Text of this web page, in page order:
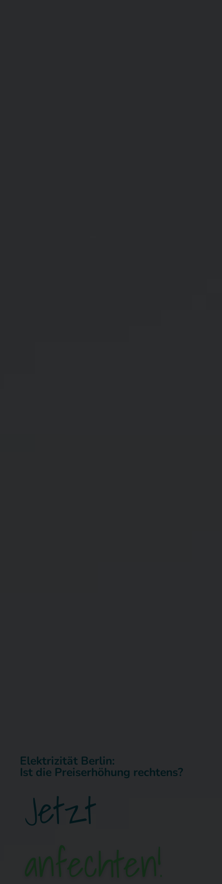
Elektrizität Berlin:
Ist die Preiserhöhung rechtens?
Jetzt
anfechten!